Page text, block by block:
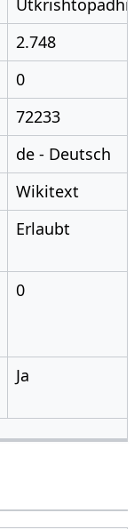
Utkrishtopadhi
2.748
0
72233
de - Deutsch
Wikitext
Erlaubt
0
Ja